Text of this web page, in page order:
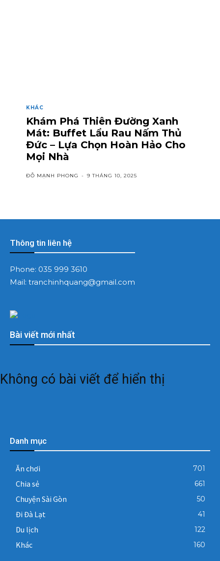
KHÁC
Khám Phá Thiên Đường Xanh
Mát: Buffet Lẩu Rau Nấm Thủ
Đức – Lựa Chọn Hoàn Hảo Cho
Mọi Nhà
ĐỖ MẠNH PHONG - 9 THÁNG 10, 2025
Bài viết mới nhất
Không có bài viết để hiển thị
Danh mục
Ăn chơi 701
Chia sẻ 661
Chuyện Sài Gòn 50
Đi Đà Lạt 41
Du lịch 122
Khác 160
Thông tin liên hệ
Phone: 035 999 3610
Mail: tranchinhquang@gmail.com